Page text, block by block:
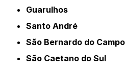
Guarulhos
Santo André
São Bernardo do Campo
São Caetano do Sul